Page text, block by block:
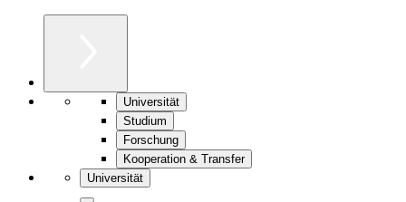
Universität
Studium
Forschung
Kooperation & Transfer
Universität